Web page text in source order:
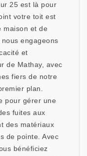
25 est là pour
votre toit est
maison et de
engageons
et
de Mathay, avec
fiers de notre
plan.
pour gérer une
fuites aux
des matériaux
de pointe. Avec
bénéficiez